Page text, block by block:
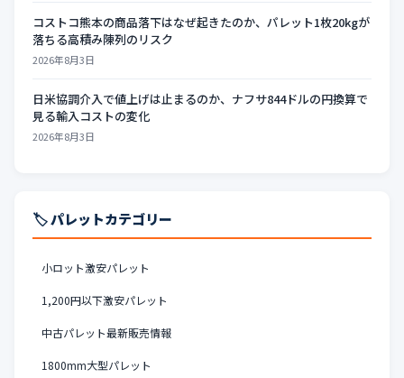
コストコ熊本の商品落下はなぜ起きたのか、パレット1枚20kgが
落ちる高積み陳列のリスク
2026年8月3日
日米協調介入で値上げは止まるのか、ナフサ844ドルの円換算で
見る輸入コストの変化
2026年8月3日
🏷️ パレットカテゴリー
小ロット激安パレット
1,200円以下激安パレット
中古パレット最新販売情報
1800mm大型パレット